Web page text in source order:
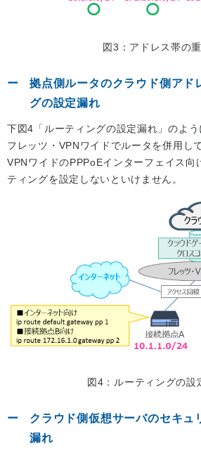
図3：アドレス帯の
拠点側ルータのクラウド側アド
グの設定漏れ
下図4「ルーティングの設定漏れ」のよ
フレッツ・VPNワイドでルータを併用し
VPNワイドのPPPoEインターフェイス向
ティングを設定しないといけません。
図4：ルーティングの設
クラウド側仮想サーバのセキュ
漏れ